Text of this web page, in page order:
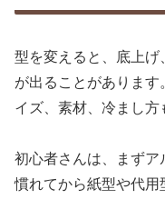
型を変えると、底上
が出ることがありま
イズ、素材、冷まし方
初心者さんは、まずア
慣れてから紙型や代用